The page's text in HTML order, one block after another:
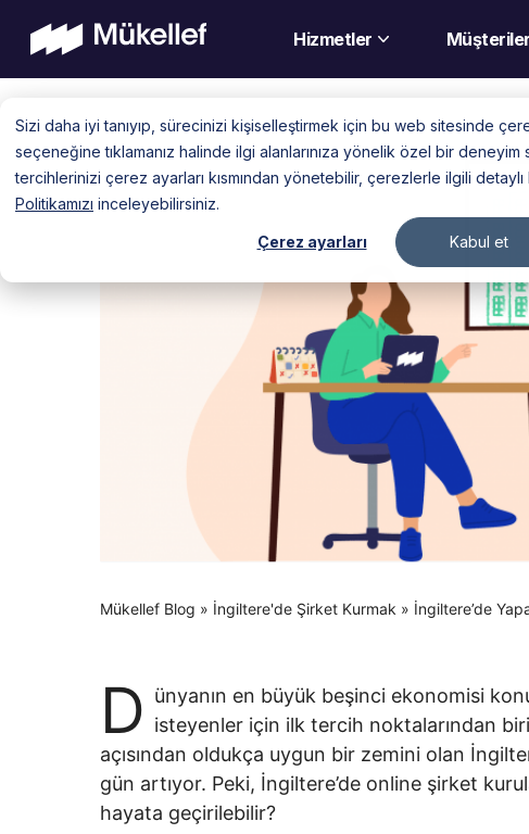
Sizi daha iyi tanıyıp, sürecinizi kişiselleştirmek için bu web sitesinde
seçeneğine tıklamanız halinde ilgi alanlarınıza yönelik özel bir deneyim
tercihlerinizi çerez ayarları kısmından yönetebilir, çerezlerle ilgili
Politikamızı inceleyebilirsiniz.
Çerez ayarları Kabul et
content
Hizmetler Müşteriler
Mükellef Blog » İngiltere'de Şirket Kurmak » İngiltere’de
D ünyanın en büyük beşinci ekonomisi
isteyenler için ilk tercih noktalarından
açısından oldukça uygun bir zemini olan
gün artıyor. Peki, İngiltere’de online şirket
hayata geçirilebilir?